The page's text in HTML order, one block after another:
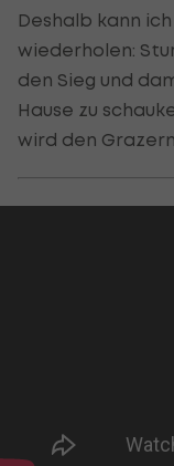
Deshalb kann
wiederholen:
den Sieg und
Hause zu
wird den